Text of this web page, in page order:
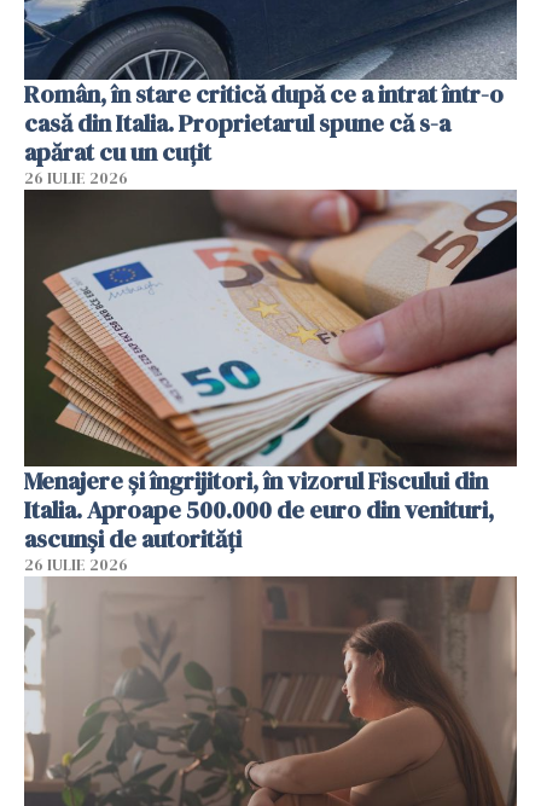
Român, în stare critică după ce a intrat într-o
casă din Italia. Proprietarul spune că s-a
apărat cu un cuțit
26 IULIE 2026
Menajere și îngrijitori, în vizorul Fiscului din
Italia. Aproape 500.000 de euro din venituri,
ascunși de autorități
26 IULIE 2026